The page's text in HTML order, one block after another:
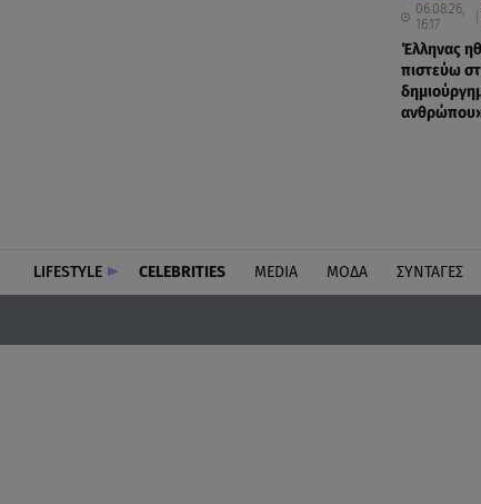
06.08.26,
16:17
Έλληνας
πιστεύω
LIFESTYLE CELEBRITIES MEDIA ΜΟΔΑ ΣΥΝΤΑΓΕΣ